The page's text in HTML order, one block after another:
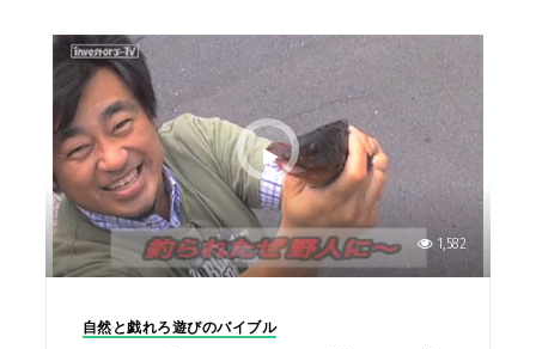
1,582
自然と戯れろ遊びのバイブル